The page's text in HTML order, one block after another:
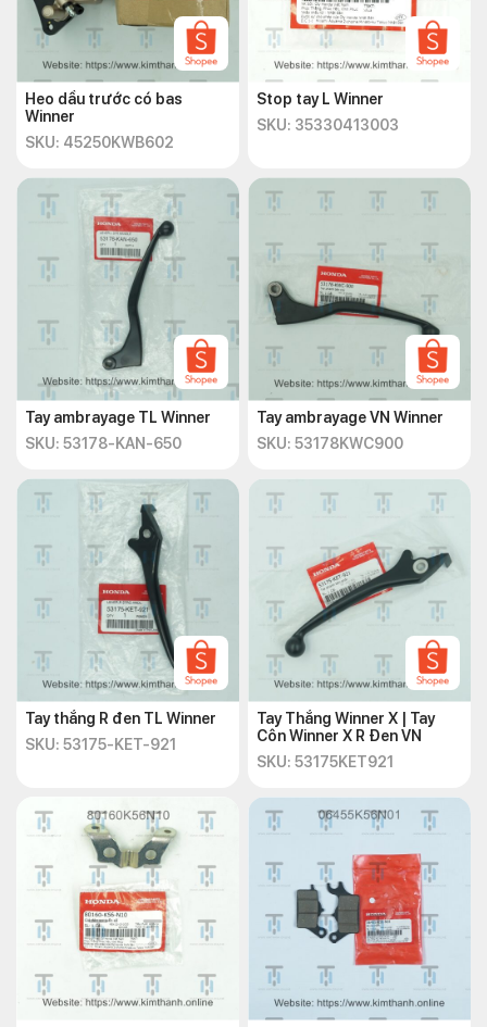
Heo dầu trước có bas
Winner
SKU: 45250KWB602
Stop tay L Winner
SKU: 35330413003
Tay ambrayage TL Winner
SKU: 53178-KAN-650
Tay ambrayage VN Winner
SKU: 53178KWC900
Tay thắng R đen TL Winner
SKU: 53175-KET-921
Tay Thắng Winner X | Tay
Côn Winner X R Đen VN
SKU: 53175KET921